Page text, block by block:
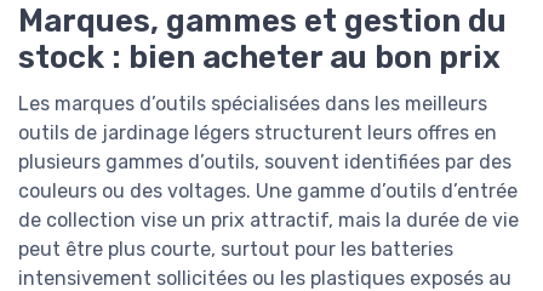
Marques, gammes et gestion du
stock : bien acheter au bon prix
Les marques d’outils spécialisées dans les meilleurs
outils de jardinage légers structurent leurs offres en
plusieurs gammes d’outils, souvent identifiées par des
couleurs ou des voltages. Une gamme d’outils d’entrée
de collection vise un prix attractif, mais la durée de vie
peut être plus courte, surtout pour les batteries
intensivement sollicitées ou les plastiques exposés au